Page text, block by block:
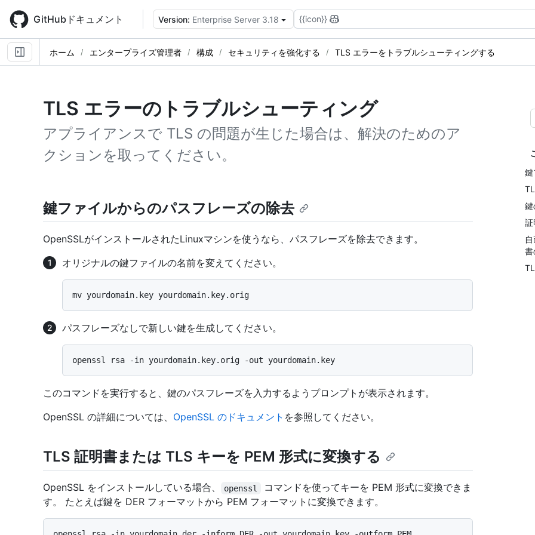
main
content
GitHubドキュメント Version: Enterprise Server 3.18 {{icon}}
ホーム エンタープライズ管理者 構成 セキュリティを強化する TLS エラーをトラブルシューティングする
TLS エラーのトラブルシューティング
アプライアンスで TLS の問題が生じた場合は、解決のためのア
クションを取ってください。
鍵
鍵
証
書
鍵ファイルからのパスフレーズの除去
OpenSSLがインストールされたLinuxマシンを使うなら、パスフレーズを除去できます。
オリジナルの鍵ファイルの名前を変えてください。
パスフレーズなしで新しい鍵を生成してください。
このコマンドを実行すると、鍵のパスフレーズを入力するようプロンプトが表示されます。
OpenSSL の詳細については、 OpenSSL のドキュメント を参照してください。
TLS 証明書または TLS キーを PEM 形式に変換する
OpenSSL をインストールしている場合、 openssl
コマンドを使ってキーを PEM 形式に変換できま
す。 たとえば鍵を DER フォーマットから PEM フォーマットに変換できます。